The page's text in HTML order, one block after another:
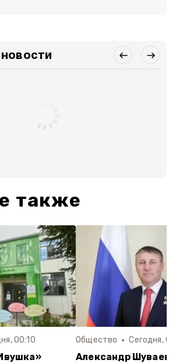
также
00:10 Общество Сегодня,
Александр Шуваев